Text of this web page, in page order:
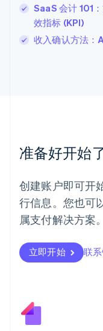
SaaS 会计 101
效指标 (KPI)
收入确认方法：
准备好开始
创建账户即可开
行信息。您也可
属支付解决方案。
立即开始 联
DeutschEnglish
卢森堡
Français
罗马尼亚
墨西哥
EspañolEnglish
English
葡萄牙
PortuguêsEnglish
日本
瑞典
Svenska English
瑞士
English